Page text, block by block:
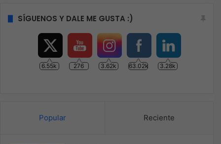
SÍGUENOS Y DALE ME GUSTA :)
6.55k 276 3.62k 63.02k 3.28k
Popular Reciente